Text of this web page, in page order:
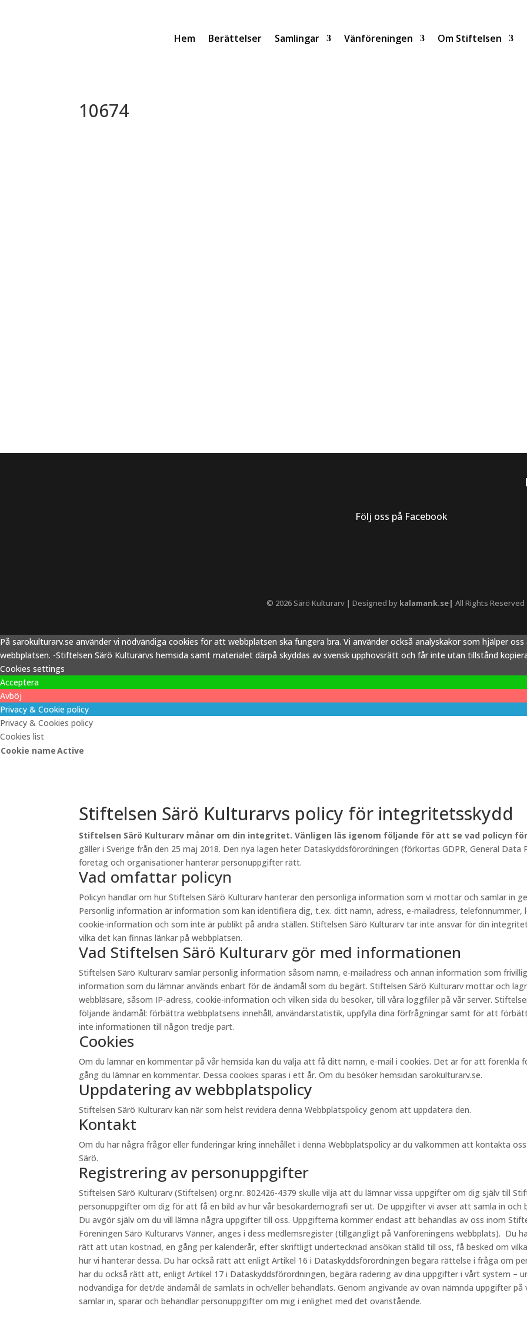
Hem Berättelser Samlingar Vänföreningen Om Stiftelsen
10674
Följ oss på Facebook
© 2026 Särö Kulturarv | Designed by kalamank.se| All Rights Reserved
På sarokulturarv.se använder vi nödvändiga cookies för att webbplatsen ska fungera bra. Vi använder också analyskakor som hjälper
webbplatsen. -Stiftelsen Särö Kulturarvs hemsida samt materialet därpå skyddas av svensk upphovsrätt och får inte utan tillstånd
Cookies settings
Acceptera
Avböj
Privacy & Cookie policy
Privacy & Cookies policy
Cookies list
Cookie nameActive
Stiftelsen Särö Kulturarvs policy för integritetsskydd
Stiftelsen Särö Kulturarv månar om din integritet. Vänligen läs igenom följande för att se vad policyn
gäller i Sverige från den 25 maj 2018. Den nya lagen heter Dataskyddsförordningen (förkortas GDPR, General
företag och organisationer hanterar personuppgifter rätt.
Vad omfattar policyn
Policyn handlar om hur Stiftelsen Särö Kulturarv hanterar den personliga information som vi mottar och samlar in
Personlig information är information som kan identifiera dig, t.ex. ditt namn, adress, e-mailadress, telefonnummer,
cookie-information och som inte är publikt på andra ställen. Stiftelsen Särö Kulturarv tar inte ansvar för din
vilka det kan finnas länkar på webbplatsen.
Vad Stiftelsen Särö Kulturarv gör med informationen
Stiftelsen Särö Kulturarv samlar personlig information såsom namn, e-mailadress och annan information som
information som du lämnar används enbart för de ändamål som du begärt. Stiftelsen Särö Kulturarv mottar och
webbläsare, såsom IP-adress, cookie-information och vilken sida du besöker, till våra loggfiler på vår server.
följande ändamål: förbättra webbplatsens innehåll, användarstatistik, uppfylla dina förfrågningar samt för att
inte informationen till någon tredje part.
Cookies
Om du lämnar en kommentar på vår hemsida kan du välja att få ditt namn, e-mail i cookies. Det är för att förenkla
gång du lämnar en kommentar. Dessa cookies sparas i ett år. Om du besöker hemsidan sarokulturarv.se.
Uppdatering av webbplatspolicy
Stiftelsen Särö Kulturarv kan när som helst revidera denna Webbplatspolicy genom att uppdatera den.
Kontakt
Om du har några frågor eller funderingar kring innehållet i denna Webbplatspolicy är du välkommen att kontakta
Särö.
Registrering av personuppgifter
Stiftelsen Särö Kulturarv (Stiftelsen) org.nr. 802426-4379 skulle vilja att du lämnar vissa uppgifter om dig själv till
personuppgifter om dig för att få en bild av hur vår besökardemografi ser ut. De uppgifter vi avser att samla in och
Du avgör själv om du vill lämna några uppgifter till oss. Uppgifterna kommer endast att behandlas av oss inom
Föreningen Särö Kulturarvs Vänner, anges i dess medlemsregister (tillgängligt på Vänföreningens webbplats). Du
rätt att utan kostnad, en gång per kalenderår, efter skriftligt undertecknad ansökan ställd till oss, få besked om
hur vi hanterar dessa. Du har också rätt att enligt Artikel 16 i Dataskyddsförordningen begära rättelse i fråga om
har du också rätt att, enligt Artikel 17 i Dataskyddsförordningen, begära radering av dina uppgifter i vårt system
nödvändiga för det/de ändamål de samlats in och/eller behandlats. Genom angivande av ovan nämnda uppgifter
samlar in, sparar och behandlar personuppgifter om mig i enlighet med det ovanstående.